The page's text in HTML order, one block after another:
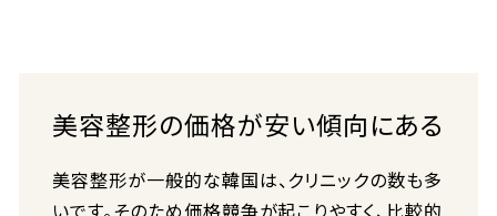
美容整形の価格が安い傾向にある
美容整形が一般的な韓国は、クリニックの数も多
いです。そのため価格競争が起こりやすく、比較的